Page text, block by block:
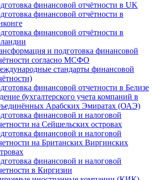
финансовой отчётности в UK
финансовой отчётности в
финансовой отчётности в
и подготовка финансовой
согласно МСФО
стандарты финансовой
финансовой отчетности в Белизе
бухгалтерского учета компаний в
Арабских Эмиратах (ОАЭ)
финансовой и налоговой
на Сейшельских островах
финансовой и налоговой
на Британских Виргинских
финансовой и налоговой
в Киргизии